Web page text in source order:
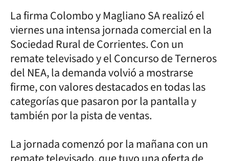
La firma Colombo y Magliano SA realizó el
viernes una intensa jornada comercial en la
Sociedad Rural de Corrientes. Con un
remate televisado y el Concurso de Terneros
del NEA, la demanda volvió a mostrarse
firme, con valores destacados en todas las
categorías que pasaron por la pantalla y
también por la pista de ventas.
La jornada comenzó por la mañana con un